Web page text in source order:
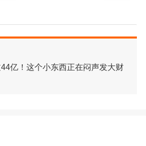
务的香港公司增设栏目，这也是卖
方。新版表格新增两大核心填报
点击咨询
亿！这个小东西正在闷声发大财